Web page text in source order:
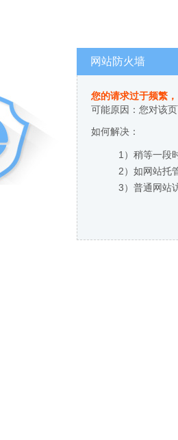
网站防火墙
您的请求过于频繁
可能原因：您对该
如何解决：
1）稍等一段
2）如网站托
3）普通网站